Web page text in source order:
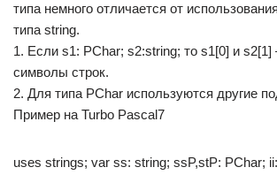
типа немного отличается от
типа string.
1. Если s1: PChar; s2:string; то s1[0] и
символы строк.
2. Для типа PChar используются другие
Пример на Turbo Pascal7
uses strings; var ss: string; ssP,stP: PChar;